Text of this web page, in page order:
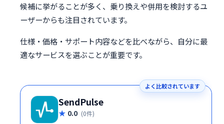
候補に挙がることが多く、乗り換えや併用を検討するユ
ーザーからも注目されています。
仕様・価格・サポート内容などを比べながら、自分に最
適なサービスを選ぶことが重要です。
よく比較されています
SendPulse
0.0 (0件)